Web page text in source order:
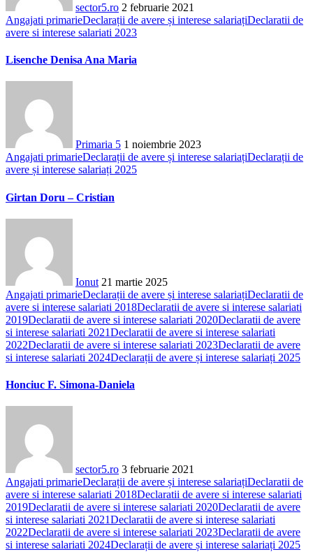
sector5.ro 2 februarie 2021
Angajati primarieDeclarații de avere și interese salariațiDeclaratii de
avere si interese salariati 2023
Lisenche Denisa Ana Maria
Primaria 5 1 noiembrie 2023
Angajati primarieDeclarații de avere și interese salariațiDeclarații de
avere și interese salariați 2025
Girtan Doru – Cristian
Ionut 21 martie 2025
Angajati primarieDeclarații de avere și interese salariațiDeclaratii de
avere si interese salariati 2018Declaratii de avere si interese salariati
2019Declaratii de avere si interese salariati 2020Declaratii de avere
si interese salariati 2021Declaratii de avere si interese salariati
2022Declaratii de avere si interese salariati 2023Declaratii de avere
si interese salariati 2024Declarații de avere și interese salariați 2025
Honciuc F. Simona-Daniela
sector5.ro 3 februarie 2021
Angajati primarieDeclarații de avere și interese salariațiDeclaratii de
avere si interese salariati 2018Declaratii de avere si interese salariati
2019Declaratii de avere si interese salariati 2020Declaratii de avere
si interese salariati 2021Declaratii de avere si interese salariati
2022Declaratii de avere si interese salariati 2023Declaratii de avere
si interese salariati 2024Declarații de avere și interese salariați 2025